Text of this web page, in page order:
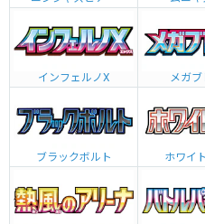
インフェルノX メガ
ブラックボルト ホワイ